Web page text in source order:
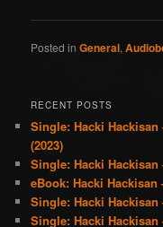
Posted in General,
RECENT POSTS
Single: Hacki Hackisan
(2023)
Single: Hacki Hackisan
eBook: Hacki Hackisan
Single: Hacki
Single: Hacki Hackisan